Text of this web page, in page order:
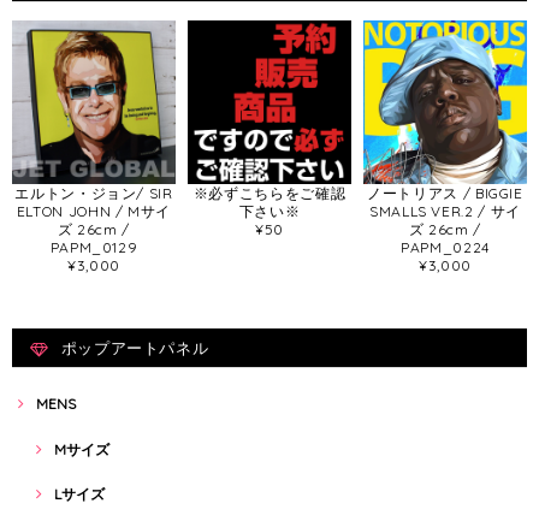
エルトン・ジョン/ SIR
ELTON JOHN / Mサイ
ズ 26cm /
PAPM_0129
¥3,000
※必ずこちらをご確認
下さい※
¥50
ノートリアス / BIGGIE
SMALLS VER.2 / サイ
ズ 26cm /
PAPM_0224
¥3,000
ポップアートパネル
MENS
Mサイズ
Lサイズ